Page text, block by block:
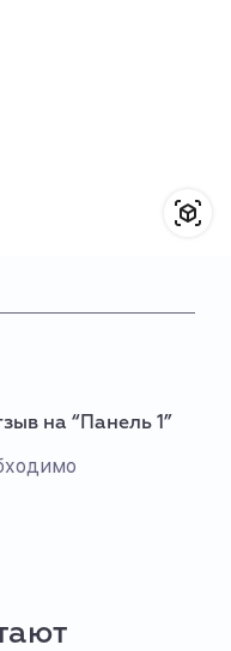
на “Панель 1”